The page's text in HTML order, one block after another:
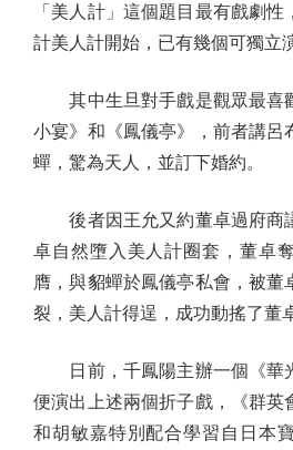
「美人計」這個題目最有戲劇
計美人計開始，已有幾個可獨立
其中生旦對手戲是觀眾最喜
小宴》和《鳳儀亭》，前者講呂
蟬，驚為天人，並訂下婚約。
後者因王允又約董卓過府商
卓自然墮入美人計圈套，董卓
膺，與貂蟬於鳳儀亭私會，被董
裂，美人計得逞，成功動搖了董
日前，千鳳陽主辦一個《華
便演出上述兩個折子戲，《群英
和胡敏嘉特別配合學習自日本